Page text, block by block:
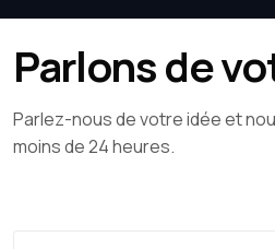
Parlons de
Parlez-nous de votre idée et
moins de 24 heures.